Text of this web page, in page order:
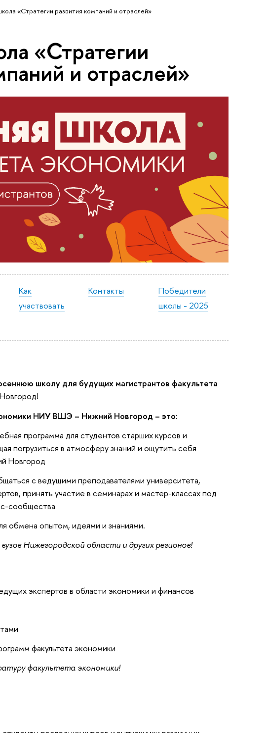
«Стратегии развития компаний и отраслей»
«Стратегии
и отраслей»
Как
участвовать
Контакты
Победители
школы - 2025
школу для будущих магистрантов факультета
НИУ ВШЭ – Нижний Новгород – это:
программа для студентов старших курсов и
погрузиться в атмосферу знаний и ощутить себя
Новгород
с ведущими преподавателями университета,
принять участие в семинарах и мастер-классах под
сообщества
обмена опытом, идеями и знаниями.
Нижегородской области и других регионов!
экспертов в области экономики и финансов
факультета экономики
факультета экономики!